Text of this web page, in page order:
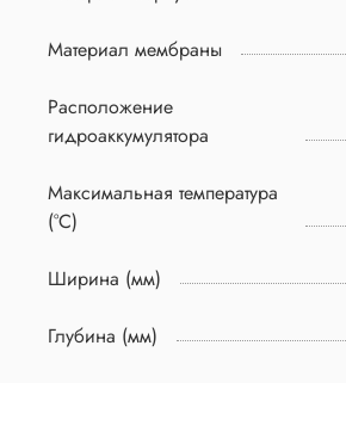
Материал мембраны
Расположение
гидроаккумулятора
Максимальная температура
(°C)
Ширина (мм)
Глубина (мм)